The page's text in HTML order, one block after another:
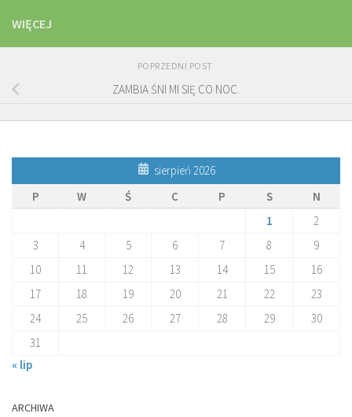
WIĘCEJ
POPRZEDNI POST
ZAMBIA ŚNI MI SIĘ CO NOC.
sierpień 2026
P
W Ś C P S
N
1
2
3
4 5 6 7 8
9
10
11 12 13 14 15
16
17
18 19 20 21 22
23
24
25 26 27 28 29
30
31
« lip
ARCHIWA